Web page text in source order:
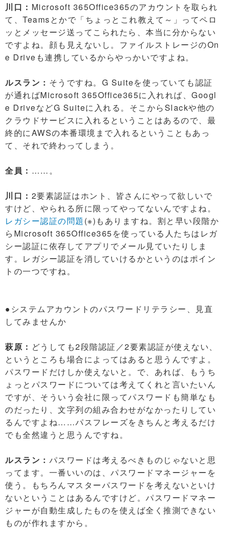
川口： Microsoft 365Office365のアカウントを取られ
て、Teamsとかで「ちょっとこれ教えて～」ってペロ
ッとメッセージ送ってこられたら、本当に分からない
ですよね。顔も見えないし。ファイルストレージのOn
e Driveも連携しているからやっかいですよね。
ルスラン： そうですね。G Suiteを使っていても認証
が通ればMicrosoft 365Office365に入れれば、Googl
e DriveなどG Suiteに入れる。そこからSlackや他の
クラウドサービスに入れるということはあるので、最
終的にAWSの本番環境まで入れるということもあっ
て、それで終わってしまう。
全員： ……。
川口： 2要素認証はホント、皆さんにやって欲しいで
すけど、やられる所に限ってやってないんですよね。
レガシー認証の問題(※)もありますね。割と早い段階か
らMicrosoft 365Office365を使っている人たちはレガ
シー認証に依存してアプリでメール見ていたりしま
す。レガシー認証を消していけるかというのはポイン
トの一つですね。
●システムアカウントのパスワードリテラシー、見直
してみませんか
萩原： どうしても2段階認証／2要素認証が使えない、
というところも場合によってはあると思うんですよ。
パスワードだけしか使えないと。で、あれば、もうち
ょっとパスワードについては考えてくれと言いたいん
ですが、そういう会社に限ってパスワードも簡単なも
のだったり、文字列の組み合わせがなかったりしてい
るんですよね……パスフレーズをきちんと考えるだけ
でも全然違うと思うんですね。
ルスラン： パスワードは考えるべきものじゃないと思
ってます。一番いいのは、パスワードマネージャーを
使う。もちろんマスターパスワードを考えないといけ
ないということはあるんですけど。パスワードマネー
ジャーが自動生成したものを使えば全く推測できない
ものが作れますから。